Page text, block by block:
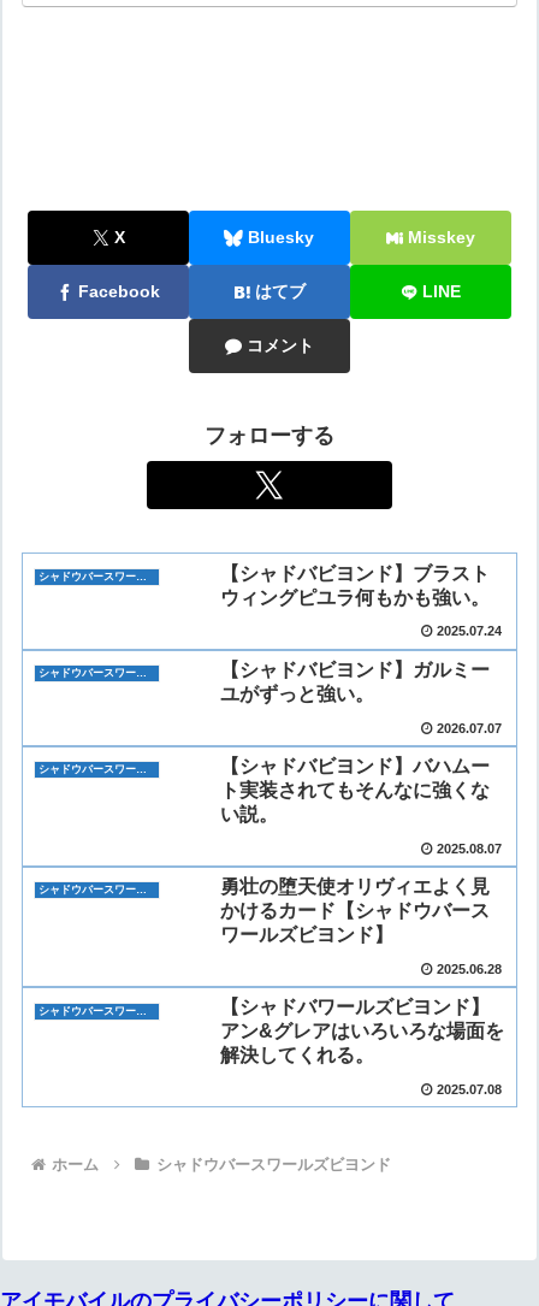
X Bluesky Misskey
Facebook はてブ LINE
コメント
フォローする
シャドウバースワールズビヨンド
【シャドバビヨンド】ブラスト
ウィングピユラ何もかも強い。
2025.07.24
シャドウバースワールズビヨンド
【シャドバビヨンド】ガルミー
ユがずっと強い。
2026.07.07
シャドウバースワールズビヨンド
【シャドバビヨンド】バハムー
ト実装されてもそんなに強くな
い説。
2025.08.07
シャドウバースワールズビヨンド
勇壮の堕天使オリヴィエよく見
かけるカード【シャドウバース
ワールズビヨンド】
2025.06.28
シャドウバースワールズビヨンド
【シャドバワールズビヨンド】
アン&グレアはいろいろな場面を
解決してくれる。
2025.07.08
ホーム シャドウバースワールズビヨンド